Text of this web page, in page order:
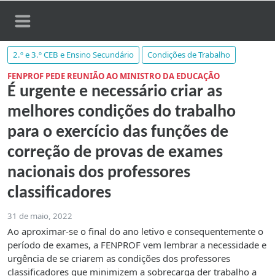
2.º e 3.º CEB e Ensino Secundário
Condições de Trabalho
FENPROF PEDE REUNIÃO AO MINISTRO DA EDUCAÇÃO
É urgente e necessário criar as
melhores condições do trabalho
para o exercício das funções de
correção de provas de exames
nacionais dos professores
classificadores
31 de maio, 2022
Ao aproximar-se o final do ano letivo e consequentemente o
período de exames, a FENPROF vem lembrar a necessidade e
urgência de se criarem as condições dos professores
classificadores que minimizem a sobrecarga der trabalho a